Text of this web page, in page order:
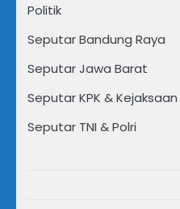
Politik
Seputar Bandung Raya
Seputar Jawa Barat
Seputar KPK & Kejaksaan
Seputar TNI & Polri